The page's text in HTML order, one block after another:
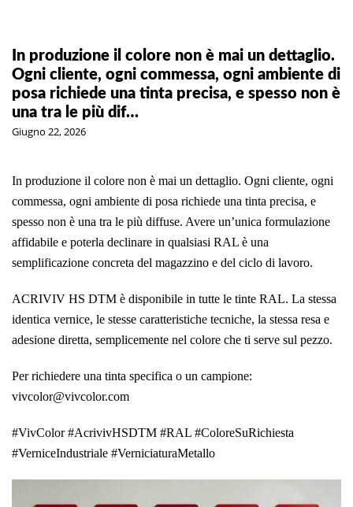
In produzione il colore non è mai un dettaglio.
Ogni cliente, ogni commessa, ogni ambiente di
posa richiede una tinta precisa, e spesso non è
una tra le più dif…
Giugno 22, 2026
In produzione il colore non è mai un dettaglio. Ogni cliente, ogni
commessa, ogni ambiente di posa richiede una tinta precisa, e
spesso non è una tra le più diffuse. Avere un’unica formulazione
affidabile e poterla declinare in qualsiasi RAL è una
semplificazione concreta del magazzino e del ciclo di lavoro.
ACRIVIV HS DTM è disponibile in tutte le tinte RAL. La stessa
identica vernice, le stesse caratteristiche tecniche, la stessa resa e
adesione diretta, semplicemente nel colore che ti serve sul pezzo.
Per richiedere una tinta specifica o un campione:
vivcolor@vivcolor.com
#VivColor #AcrivivHSDTM #RAL #ColoreSuRichiesta
#VerniceIndustriale #VerniciaturaMetallo